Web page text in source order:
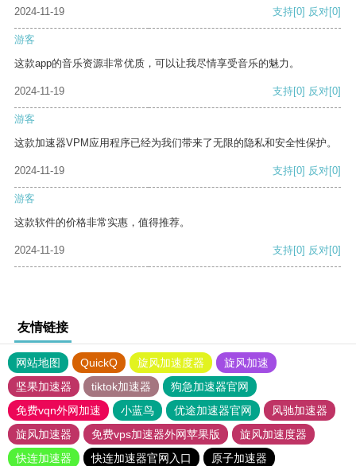
2024-11-19 支持[0] 反对[0]
游客
这款app的音乐资源非常优质，可以让我尽情享受音乐的魅力。
2024-11-19 支持[0] 反对[0]
游客
这款加速器VPM应用程序已经为我们带来了无限的隐私和安全性保护。
2024-11-19 支持[0] 反对[0]
游客
这款软件的价格非常实惠，值得推荐。
2024-11-19 支持[0] 反对[0]
友情链接
网站地图 QuickQ 旋风加速度器
旋风加速
坚果加速器
tiktok加速器
狗急加速器官网
免费vqn外网加速
小蓝鸟 优途加速器官网
风驰加速器
旋风加速器
免费vps加速器外网苹果版
旋风加速度器
快连加速器
快连加速器官网入口
原子加速器